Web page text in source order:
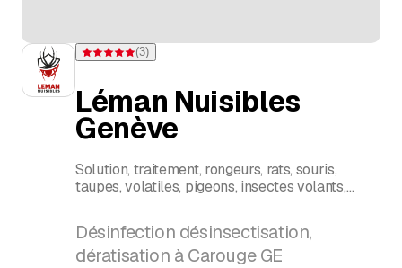
Note 5 sur 5 étoiles pour 3 évaluations
(3)
Léman Nuisibles
Genève
Solution, traitement, rongeurs, rats, souris,
taupes, volatiles, pigeons, insectes volants,
Désinfection désinsectisation,
dératisation à Carouge GE